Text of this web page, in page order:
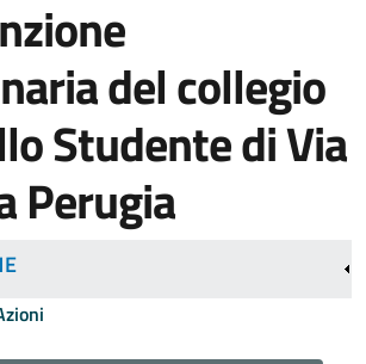
del collegio
Studente di Via
Perugia